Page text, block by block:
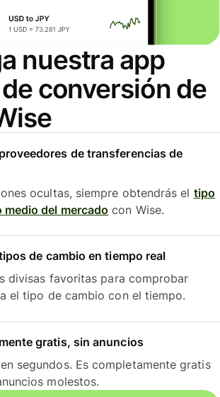
nuestra app
conversión de
de transferencias de
ocultas, siempre obtendrás el tipo
medio del mercado con Wise.
de cambio en tiempo real
divisas favoritas para comprobar
el tipo de cambio con el tiempo.
gratis, sin anuncios
segundos. Es completamente gratis
molestos.